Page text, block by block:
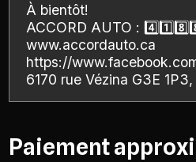
À bientôt!
ACCORD AUTO :
www.accordauto.ca
https://
6170 rue Vézina G3E
Paiement